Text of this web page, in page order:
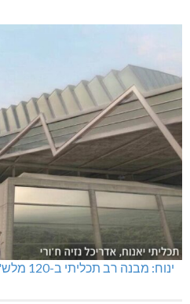
ינוח: מבנה רב תכליתי ב-120 מלש"ח